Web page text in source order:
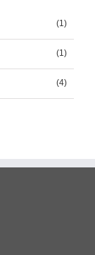
(1)
(1)
(4)